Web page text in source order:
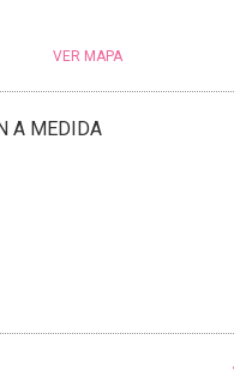
VER MAPA
A MEDIDA